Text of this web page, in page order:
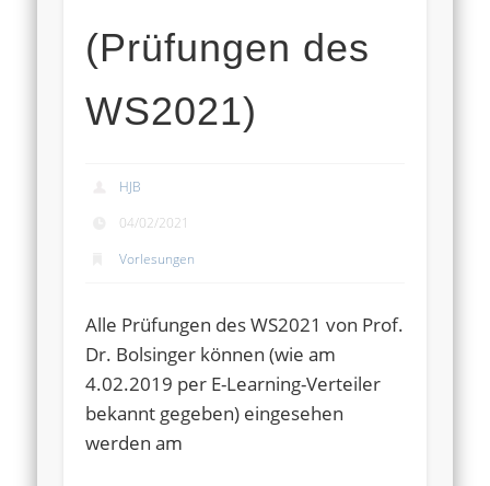
(Prüfungen des
WS2021)
HJB
04/02/2021
Vorlesungen
Alle Prüfungen des WS2021 von Prof.
Dr. Bolsinger können (wie am
4.02.2019 per E-Learning-Verteiler
bekannt gegeben) eingesehen
werden am